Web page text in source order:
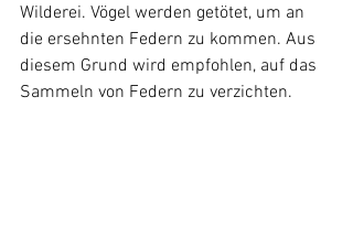
Wilderei. Vögel werden getötet, um an
die ersehnten Federn zu kommen. Aus
diesem Grund wird empfohlen, auf das
Sammeln von Federn zu verzichten.